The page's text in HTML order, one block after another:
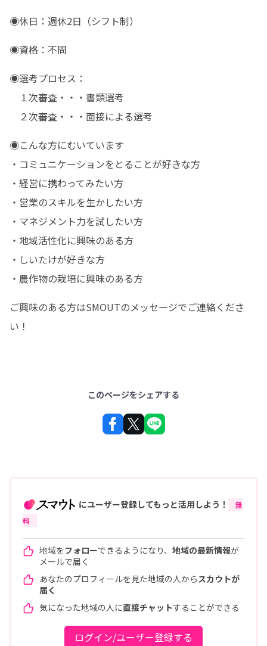
◉休日：週休2日（シフト制）
◉資格：不問
◉選考プロセス：
１次審査・・・書類選考
２次審査・・・面接による選考
◉こんな方にむいています
・コミュニケーションをとることが好きな方
・経営に携わってみたい方
・営業のスキルを生かしたい方
・マネジメント力を試したい方
・地域活性化に興味のある方
・しいたけが好きな方
・農作物の栽培に興味のある方
ご興味のある方はSMOUTのメッセージでご連絡くださ
い！
このページをシェアする
にユーザー登録してもっと活用しよう！
無
料
地域をフォローできるようになり、 地域の最新情報が
メールで届く
あなたのプロフィールを見た地域の人から スカウトが
届く
気になった地域の人に直接チャットすることができる
ログイン/ユーザー登録する